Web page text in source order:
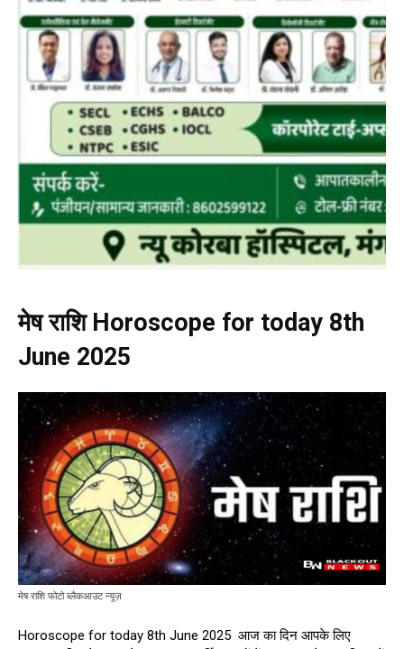
मेष राशि Horoscope for today 8th
June 2025
मेष राशि फोटो ब्लैकआउट न्यूज़
Horoscope for today 8th June 2025 आज का दिन आपके लिए